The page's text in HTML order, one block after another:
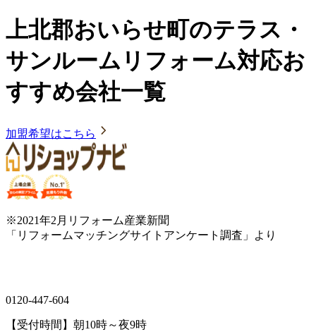
上北郡おいらせ町のテラス・
サンルームリフォーム対応お
すすめ会社一覧
加盟希望はこちら
※2021年2月リフォーム産業新聞
「リフォームマッチングサイトアンケート調査」より
0120-447-604
【受付時間】朝10時～夜9時